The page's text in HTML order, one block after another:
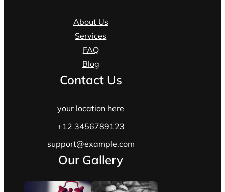
About Us
Services
FAQ
Blog
Contact Us
your location here
+12 3456789123
support@example.com
Our Gallery